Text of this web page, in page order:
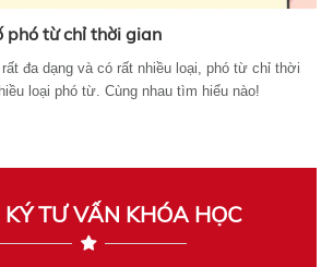
phó từ chỉ thời gian
đa dạng và có rất nhiều loại, phó từ chỉ thời
loại phó từ. Cùng nhau tìm hiểu nào!
TƯ VẤN KHÓA HỌC